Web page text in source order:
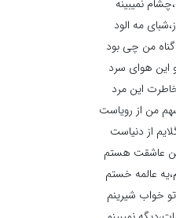
نمیبینه
مه الود
من چی بود
این هوای سرد
این مرد
من از رویاست
از دنیاست
عاشقت هستم
عالمه خستم
خواب شیرینم